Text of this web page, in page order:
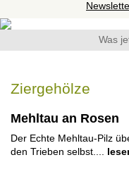
Was
Ziergehölze
Mehltau an Rosen
Der Echte Mehltau-Pilz
den Trieben selbst....